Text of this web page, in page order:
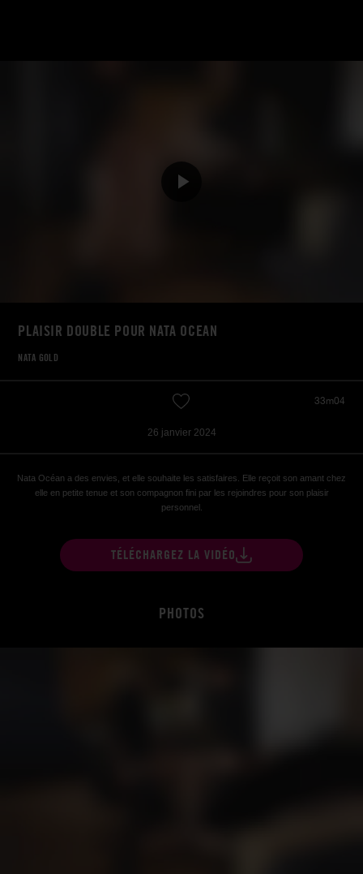
PLAISIR DOUBLE POUR NATA OCEAN
NATA GOLD
33m04
26 janvier 2024
Nata Océan a des envies, et elle souhaite les satisfaires. Elle reçoit son amant chez
elle en petite tenue et son compagnon fini par les rejoindres pour son plaisir
personnel.
TÉLÉCHARGEZ LA VIDÉO
PHOTOS